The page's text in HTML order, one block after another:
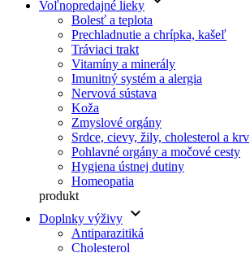
Voľnopredajné lieky
Bolesť a teplota
Prechladnutie a chrípka, kašeľ
Tráviaci trakt
Vitamíny a minerály
Imunitný systém a alergia
Nervová sústava
Koža
Zmyslové orgány
Srdce, cievy, žily, cholesterol a krv
Pohlavné orgány a močové cesty
Hygiena ústnej dutiny
Homeopatia
produkt
Doplnky výživy keyboard_arrow_down
Antiparazitiká
Cholesterol